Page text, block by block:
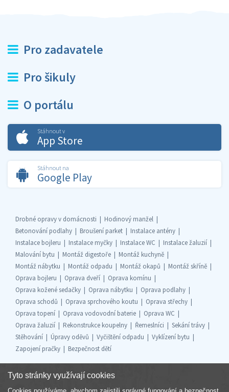
Pro zadavatele
Pro šikuly
O portálu
Stáhnout v
App Store
Stáhnout na
Google Play
Drobné opravy v domácnosti
Hodinový manžel
Betonování podlahy
Broušení parket
Instalace antény
Instalace bojleru
Instalace myčky Instalace WC
Instalace žaluzií
Malování bytu
Montáž digestoře
Montáž kuchyně
Montáž nábytku
Montáž odpadu Montáž okapů
Montáž skříně
Oprava bojleru
Oprava dveří
Oprava komínu
Oprava kožené sedačky
Oprava nábytku
Oprava podlahy
Oprava schodů
Oprava sprchového koutu
Oprava střechy
Oprava topení
Oprava vodovodní baterie
Oprava WC
Oprava žaluzií
Rekonstrukce koupelny Řemeslníci
Sekání trávy
Stěhování
Úpravy oděvů Vyčištění odpadu
Vyklízení bytu
Zapojení pračky
Bezpečnost dětí
Tyto stránky využívají cookies